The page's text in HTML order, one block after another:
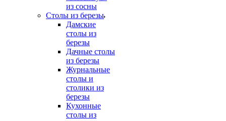
из сосны
Столы из березы
Дамские
столы из
березы
Дачные столы
из березы
Журнальные
столы и
столики из
березы
Кухонные
столы из